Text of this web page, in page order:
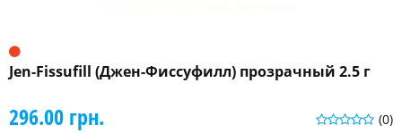
Jen-Fissufill (Джен-Фиссуфилл) прозрачный 2.5 г
(0)
296.00 грн.